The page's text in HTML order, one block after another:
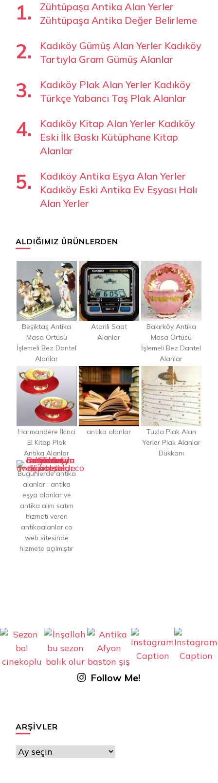
Zühtüpaşa Antika Alan Yerler
Zühtüpaşa Antika Değer Belirleme
Kadıköy Gümüş Alan Yerler Kadıköy
Tartıyla Gram Gümüş Alanlar
Kadıköy Plak Alan Yerler Kadıköy
Türkçe Yabancı Taş Plak Alanlar
Kadıköy Kitap Alan Yerler Kadıköy
Eski İlk Baskı Kütüphane Kitap
Alanlar
Kadıköy Antika Eşya Alan Yerler
Kadıköy Eski Antika Ev Eşyası Halı
Alan Yerler
ALDIĞIMIZ ÜRÜNLERDEN
Beşiktaş Antika
Masa Örtüsü
İşlemeli Bez Dantel
Alanlar
Atarili Saat
Alanlar
Bakırköy Antika
Masa Örtüsü
İşlemeli Bez Dantel
Alanlar
Harmandere İkinci
El Kitap Plak
Antika Alanlar
antika alanlar
Tuzla Plak Alan
Yerler Plak Alanlar
Dükkanı
Bugünlerde antika
alanlar , antika
eşya alanlar ve
antika alım satım
hizmeti veren
antikaalanlar.co
web sitesinde
hizmete açılmıştır
Follow Me!
ARŞIVLER
Arşivler